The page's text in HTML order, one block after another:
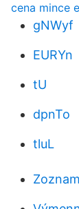
cena mince
gNWyf
EURYn
tU
dpnTo
tluL